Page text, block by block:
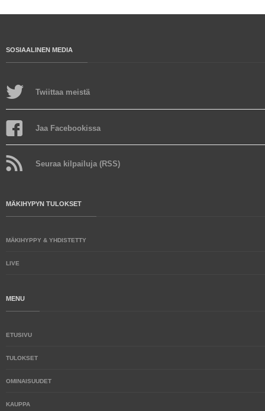
SOSIAALINEN MEDIA
Twiittaa meistä
Jaa Facebookissa
Seuraa kilpailuja (RSS)
MÄKIHYPYN TULOKSET
MÄKIHYPPY & YHDISTETTY
LIVE
MENU
ETUSIVU
TULOKSET
OMINAISUUDET
KAUPPA